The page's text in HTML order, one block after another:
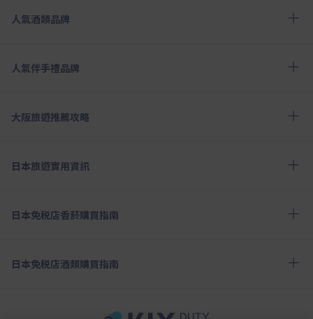
人氣酒類品牌
人氣伴手禮品牌
大阪旅遊推薦攻略
日本旅遊實用資訊
日本免税店香菸購買指南
日本免税店酒類購買指南